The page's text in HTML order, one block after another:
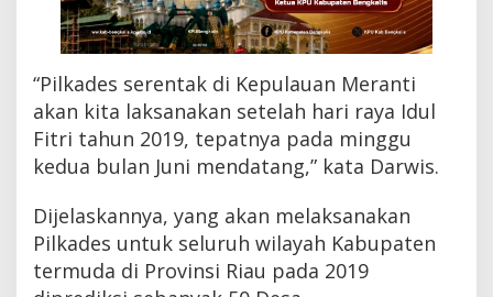
i
t
r
“Pilkades serentak di Kepulauan Meranti
akan kita laksanakan setelah hari raya Idul
Fitri tahun 2019, tepatnya pada minggu
kedua bulan Juni mendatang,” kata Darwis.
Dijelaskannya, yang akan melaksanakan
Pilkades untuk seluruh wilayah Kabupaten
termuda di Provinsi Riau pada 2019